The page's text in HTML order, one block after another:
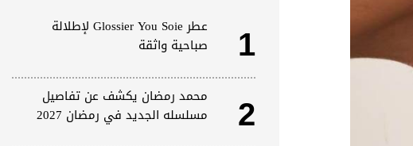
1
عطر Glossier You Soie لإطلالة
صباحية واثقة
2
محمد رمضان يكشف عن تفاصيل
مسلسله الجديد في رمضان 2027